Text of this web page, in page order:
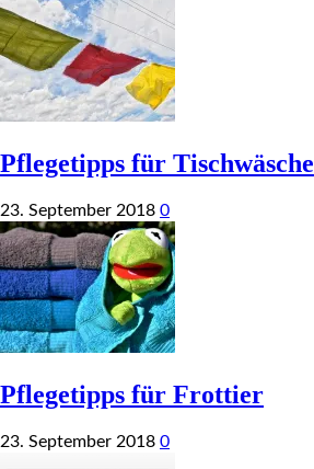
Pflegetipps für Tischwäsche
23. September 2018 0
Pflegetipps für Frottier
23. September 2018 0